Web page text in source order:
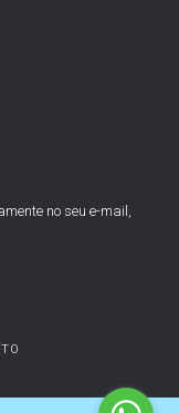
no seu e-mail,